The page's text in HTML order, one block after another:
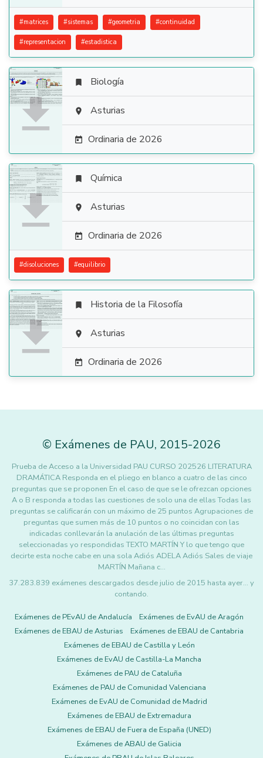
#matrices #sistemas #geometria #continuidad
#representacion #estadistica

 Biología
 Asturias
 Ordinaria de 2026

 Química
 Asturias
 Ordinaria de 2026
#disoluciones #equilibrio

 Historia de la Filosofía
 Asturias
 Ordinaria de 2026
© Exámenes de PAU, 2015-2026
Prueba de Acceso a la Universidad PAU CURSO 202526 LITERATURA
DRAMÁTICA Responda en el pliego en blanco a cuatro de las cinco
preguntas que se proponen En el caso de que se le ofrezcan opciones
A o B responda a todas las cuestiones de solo una de ellas Todas las
preguntas se calificarán con un máximo de 25 puntos Agrupaciones de
preguntas que sumen más de 10 puntos o no coincidan con las
indicadas conllevarán la anulación de las últimas preguntas
seleccionadas yo respondidas TEXTO MARTÍN Y lo que tengo que
decirte esta noche cabe en una sola Adiós ADELA Adiós Sales de viaje
MARTÍN Mañana c…
37.283.839 exámenes descargados desde julio de 2015 hasta ayer... y
contando.
Exámenes de PEvAU de Andalucía
Exámenes de EvAU de Aragón
Exámenes de EBAU de Asturias
Exámenes de EBAU de Cantabria
Exámenes de EBAU de Castilla y León
Exámenes de EvAU de Castilla-La Mancha
Exámenes de PAU de Cataluña
Exámenes de PAU de Comunidad Valenciana
Exámenes de EvAU de Comunidad de Madrid
Exámenes de EBAU de Extremadura
Exámenes de EBAU de Fuera de España (UNED)
Exámenes de ABAU de Galicia